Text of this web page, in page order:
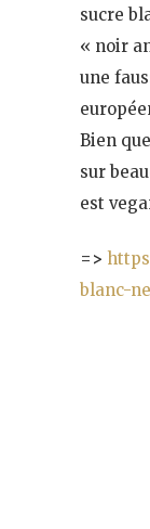
sucre
« noir
une
Bien
sur
est
=>
blanc-